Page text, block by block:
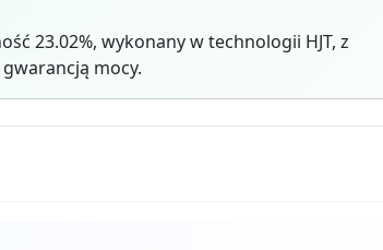
23.02%, wykonany w technologii HJT, z
mocy.